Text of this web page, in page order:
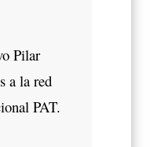
Pilar
a la red
PAT.